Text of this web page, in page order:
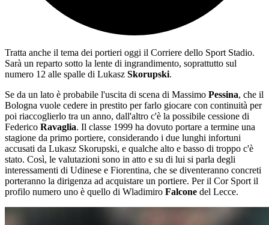
Tratta anche il tema dei portieri oggi il Corriere dello Sport Stadio.
Sarà un reparto sotto la lente di ingrandimento, soprattutto sul
numero 12 alle spalle di Lukasz Skorupski.
Se da un lato è probabile l'uscita di scena di Massimo Pessina, che il
Bologna vuole cedere in prestito per farlo giocare con continuità per
poi riaccoglierlo tra un anno, dall'altro c'è la possibile cessione di
Federico Ravaglia. Il classe 1999 ha dovuto portare a termine una
stagione da primo portiere, considerando i due lunghi infortuni
accusati da Lukasz Skorupski, e qualche alto e basso di troppo c'è
stato. Così, le valutazioni sono in atto e su di lui si parla degli
interessamenti di Udinese e Fiorentina, che se diventeranno concreti
porteranno la dirigenza ad acquistare un portiere. Per il Cor Sport il
profilo numero uno è quello di Wladimiro Falcone del Lecce.